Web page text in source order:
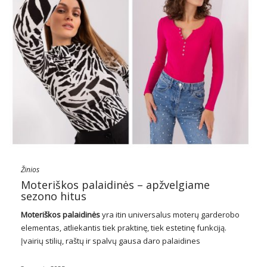
Žinios
Moteriškos palaidinės – apžvelgiame
sezono hitus
Moteriškos palaidinėsyra itin universalus moterų garderobo
elementas, atliekantis tiek praktinę, tiek estetinę funkciją.
Įvairių stilių, raštų ir spalvų gausa daro palaidines